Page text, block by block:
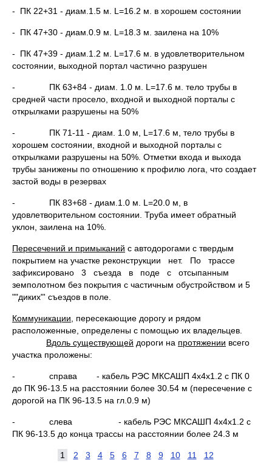
- ПК 22+31 - диам.1.5 м. L=16.2 м. в хорошем состоянии
- ПК 47+30 - диам.0.9 м. L=18.3 м. заилена на 10%
- ПК 47+39 - диам.1.2 м. L=17.6 м. в удовлетворительном
состоянии, выходной портал частично разрушен
- ПК 63+84 - диам. 1.0 м. L=17.6 м. тело трубы в
средней части просело, входной и выходной порталы с
открылками разрушены на 50%
- ПК 71-11 - диам. 1.0 м, L=17.6 м, тело трубы в
хорошем состоянии, входной и выходной порталы с
открылками разрушены на 50%. Отметки входа и выхода
трубы занижены по отношению к профилю лога, что создает
застой воды в резервах
- ПК 83+68 - диам.1.0 м. L=20.0 м, в
удовлетворительном состоянии. Труба имеет обратный
уклон, заилена на 10%.
Пересечений и примыканий с автодорогами с твердым
покрытием на участке реконструкции нет. По трассе
зафиксировано 3 съезда в поде с отсыпанным
земполотном без покрытия с частичным обустройством и 5
""диких"' съездов в поле.
Коммуникации, пересекающие дорогу и рядом
расположенные, определены с помощью их владельцев.
Вдоль существующей дороги на протяжении всего
участка проложены:
- справа - кабель РЭС МКСАШП 4x4x1.2 с ПК 0
до ПК 96-13.5 на расстоянии более 30.54 м (пересечение с
дорогой на ПК 96-13.5 на гл.0.9 м)
- слева - кабель РЭС МКСАШП 4x4x1.2 с
ПК 96-13.5 до конца трассы на расстоянии более 24.3 м
1 2 3 4 5 6 7 8 9 10 11 12